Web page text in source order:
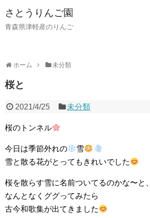
さとうりんご園
青森県津軽産のりんご
ホーム 未分類
桜と
2021/4/25 未分類
桜のトンネル
今日は季節外れの
雪
雪と散る花がとってもきれいでした
桜を散らす雪に名前ついてるのかな〜と、
なんとなくググってみたら
古今和歌集が出てきました